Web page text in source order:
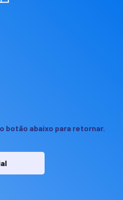
botão abaixo para retornar.